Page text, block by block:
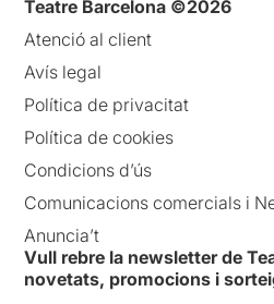
Teatre Barcelona ©2026
Atenció al client
Avís legal
Política de privacitat
Política de cookies
Condicions d’ús
Comunicacions comercials i
Anuncia’t
Vull rebre la newsletter de
novetats, promocions i